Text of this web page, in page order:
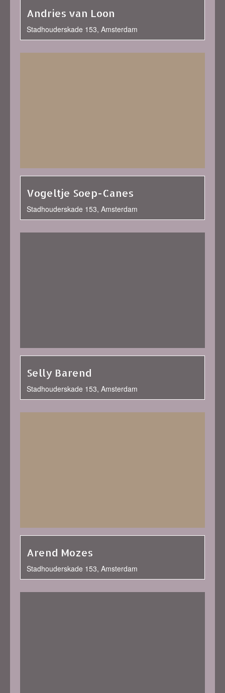
Andries van Loon
Stadhouderskade 153, Amsterdam
Vogeltje Soep-Canes
Stadhouderskade 153, Amsterdam
Selly Barend
Stadhouderskade 153, Amsterdam
Arend Mozes
Stadhouderskade 153, Amsterdam